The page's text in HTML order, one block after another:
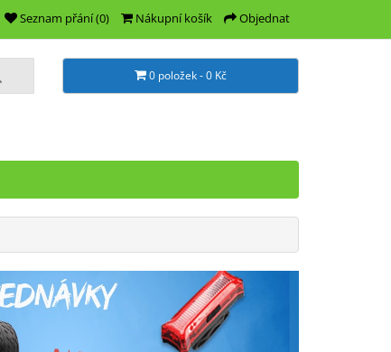
Seznam přání (0) Nákupní košík Objednat
0 položek - 0 Kč